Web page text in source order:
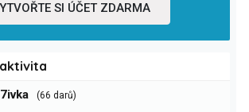
SI ÚČET ZDARMA
(66 darů)